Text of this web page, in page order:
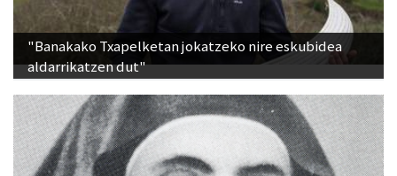
"Banakako Txapelketan jokatzeko nire eskubidea
aldarrikatzen dut"